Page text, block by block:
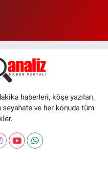
haberleri, köşe yazıları,
ve her konuda tüm